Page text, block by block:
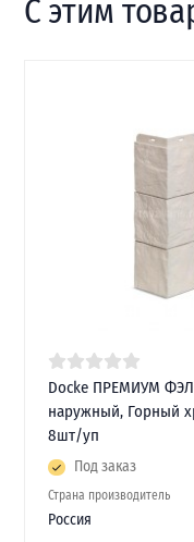
С этим
Docke ПРЕМИУМ
наружный, Горный
8шт/уп
Под заказ
Страна производитель
Россия